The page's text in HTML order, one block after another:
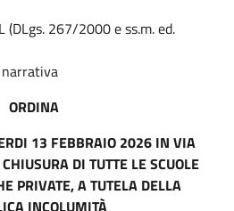
(DLgs. 267/2000 e ss.m. ed.
ORDINA
13 FEBBRAIO 2026 IN VIA
DI TUTTE LE SCUOLE
PRIVATE, A TUTELA DELLA
INCOLUMITÀ